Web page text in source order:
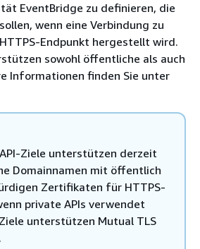
EventBridge zu definieren, die
wenn eine Verbindung zu
Endpunkt hergestellt wird.
sowohl öffentliche als auch
Informationen finden Sie unter
Ziele unterstützen derzeit
Domainnamen mit öffentlich
Zertifikaten für HTTPS-
private APIs verwendet
unterstützen Mutual TLS